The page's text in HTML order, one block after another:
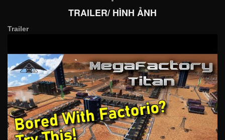
TRAILER/ HÌNH ẢNH
Trailer